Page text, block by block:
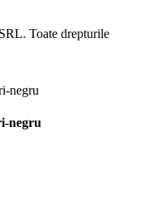
Toate drepturile
negru